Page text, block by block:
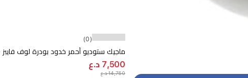
(0)
ماجيك ستوديو أحمر خدود بودرة لوف
7,500 د.ع
14,750 د.ع